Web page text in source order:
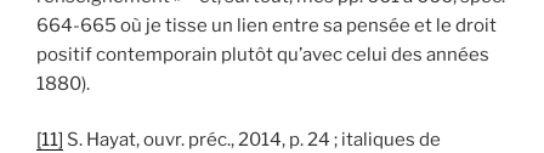
664-665 où je tisse un lien entre sa pensée et le droit
positif contemporain plutôt qu’avec celui des années
1880).
[11] S. Hayat, ouvr. préc., 2014, p. 24 ; italiques de